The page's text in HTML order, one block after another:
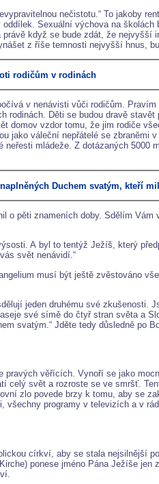
nečistotu.“ To jakoby
Sexuální výchova na
když se bude zdát, že
z říše temnosti nejvyšší hnus,
rodičům v rodinách
v nenávisti vůči rodičům.
Děti se budou dravě
vzdor tomu, že jim rodiče
jako váleční nepřátelé se zbraněmi
mládeže. Z dotázaných
Duchem svatým, kteří
pěti znameních doby. Sdělím
A byl to tentýž Ježíš, který
svět nenávidí.“
musí být ještě zvěstováno
jeden druhému své zkušenosti.
své símě do čtyř stran světa a
svatým.“ Jděte tedy důsledně po
věřících. Vynoří se jako
celý svět a rozroste se ve smršť.
zlo povede brzy k tomu, aby se
programy v televizích a v
církví, aby se stala nejsilnější
ponese jméno Pána Ježíše